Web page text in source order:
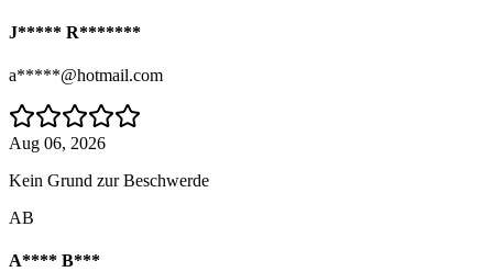
J***** R*******
a*****@hotmail.com
Aug 06, 2026
Kein Grund zur Beschwerde
AB
A**** B***